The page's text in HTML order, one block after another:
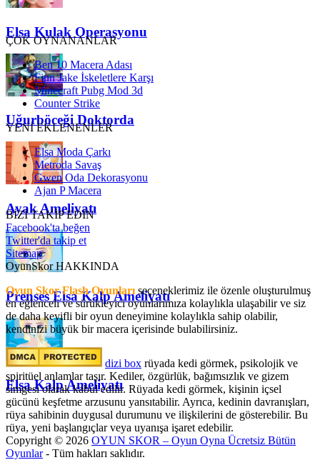
Elsa Kulak Operasyonu
Uğurböceği Doktorda
Ayak Ameliyatı
Prenses Elsa Kalp Ameliyatı
Elsa Kalp Ameliyatı
ÇOK OYNANANLAR
Ben 10 Macera Adası
Finn Jake İskeletlere Karşı
Minecraft Pubg Mod 3d
Counter Strike
YENİ EKLENENLER
Elsa Moda Çarkı
Metroda Savaş
Gwen Oda Dekorasyonu
Ajan P Macera
BİZİ TAKİP EDİN
Facebook'ta beğen
Twitter'da takip et
Sitemap
OyunSkor HAKKINDA
Oyun Skor Flash Oyunları seçeneklerimiz ile özenle oluşturulmuş
en eğlenceli ve sürükleyici oyunlarımıza kolaylıkla ulaşabilir ve siz
de daha keyifli bir oyun deneyimine kolaylıkla sahip olabilir,
kendinizi büyük bir macera içerisinde bulabilirsiniz.
dizi box rüyada kedi görmek​, psikolojik ve
spiritüel anlamlar taşır. Kediler, özgürlük, bağımsızlık ve gizem
simgesi olarak kabul edilir. Rüyada kedi görmek, kişinin içsel
gücünü keşfetme arzusunu yansıtabilir. Ayrıca, kedinin davranışları,
rüya sahibinin duygusal durumunu ve ilişkilerini de gösterebilir. Bu
rüya, yeni başlangıçlar veya uyanışa işaret edebilir.
Copyright © 2026 OYUN SKOR – Oyun Oyna Ücretsiz Bütün
Oyunlar- Tüm hakları saklıdır.